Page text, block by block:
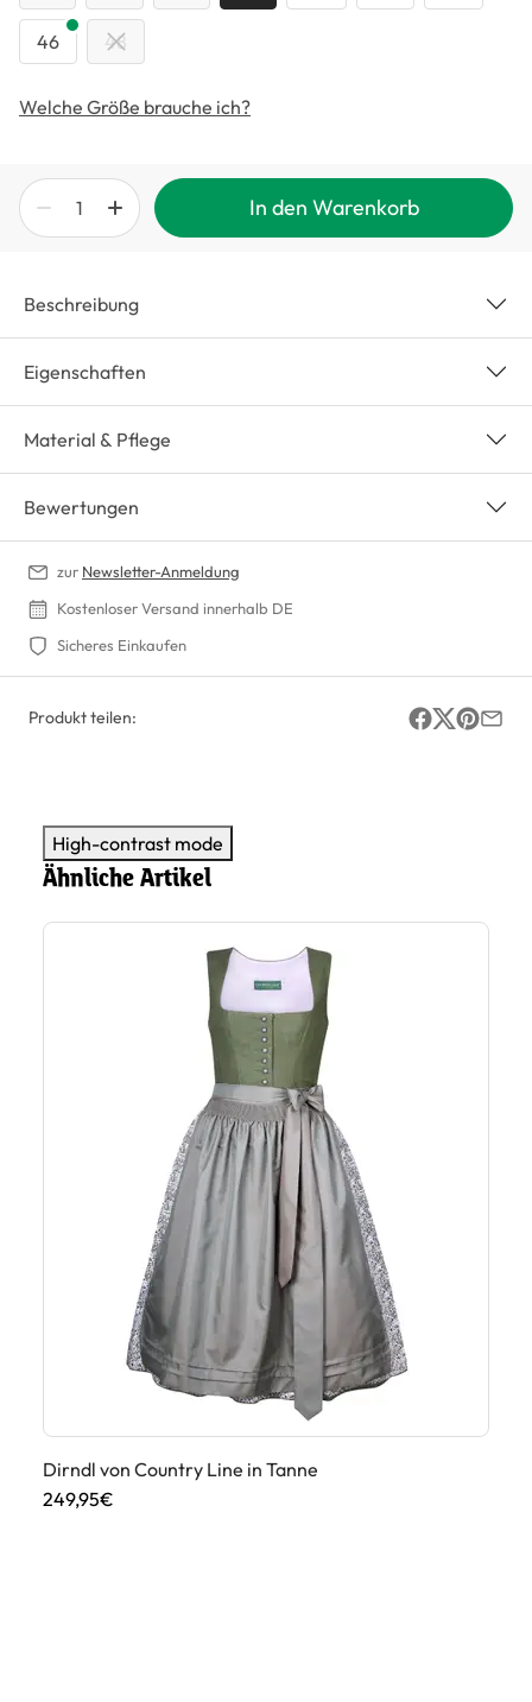
46 48
Welche Größe brauche ich?
In den Warenkorb
Beschreibung
Eigenschaften
Material & Pflege
Bewertungen
zur Newsletter-Anmeldung
Kostenloser Versand innerhalb DE
Sicheres Einkaufen
Produkt teilen:
High-contrast mode
Ähnliche Artikel
Dirndl von Country Line in Tanne
249,95€